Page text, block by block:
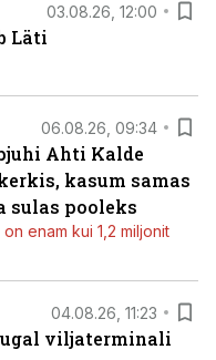
03.08.26, 12:00
Läti
06.08.26, 09:34
Ahti Kalde
kasum samas
sulas pooleks
enam kui 1,2 miljonit
04.08.26, 11:23
viljaterminali